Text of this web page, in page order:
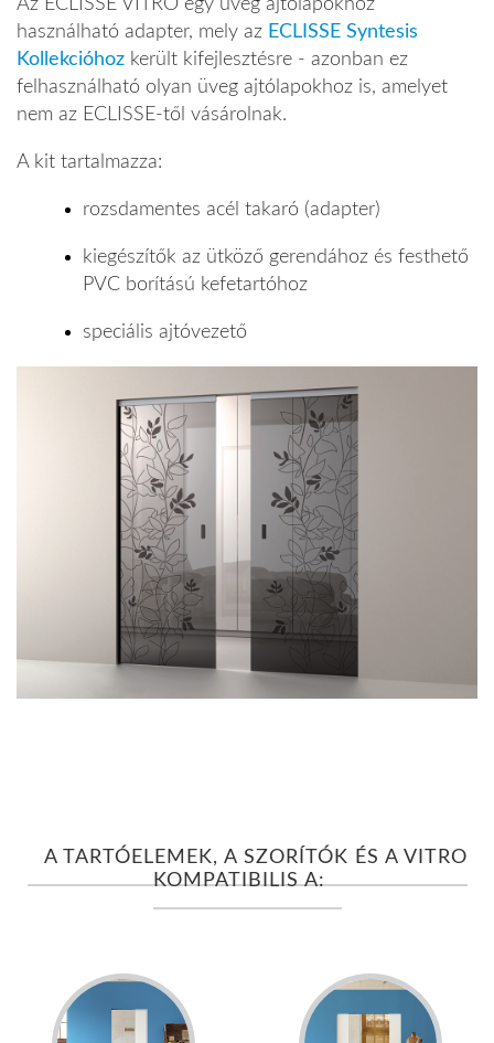
Az ECLISSE VITRO egy üveg ajtólapokhoz
használható adapter, mely az ECLISSE Syntesis
Kollekcióhoz került kifejlesztésre - azonban ez
felhasználható olyan üveg ajtólapokhoz is, amelyet
nem az ECLISSE-től vásárolnak.
A kit tartalmazza:
rozsdamentes acél takaró (adapter)
kiegészítők az ütköző gerendához és festhető
PVC borítású kefetartóhoz
speciális ajtóvezető
A TARTÓELEMEK, A SZORÍTÓK ÉS A VITRO
KOMPATIBILIS A: